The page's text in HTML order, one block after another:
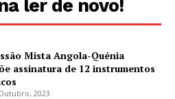
ler de novo!
Mista Angola-Quénia
assinatura de 12 instrumentos
2023